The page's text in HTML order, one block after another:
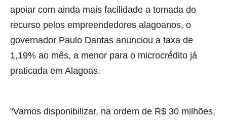
apoiar com ainda mais facilidade a tomada do
recurso pelos empreendedores alagoanos, o
governador Paulo Dantas anunciou a taxa de
1,19% ao mês, a menor para o microcrédito já
praticada em Alagoas.
“Vamos disponibilizar, na ordem de R$ 30 milhões,